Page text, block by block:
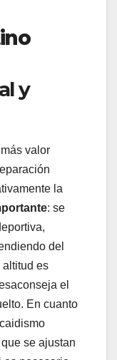
y
valor
la
: se
del
altitud es
el
En cuanto
se ajustan